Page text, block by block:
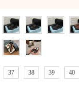
37 38 39 40